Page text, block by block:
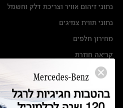
נתוני זיהום אוויר וצריכת דלק וחשמל
נתוני תווית צמיגים
מחירון חלפים
קריאה חוזרת
הודעה על הטבות לרכבי מרצדס בהסדר פשרה
תקנון ימי מכירות 120 לכלמוביל